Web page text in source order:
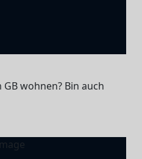
wohnen? Bin auch